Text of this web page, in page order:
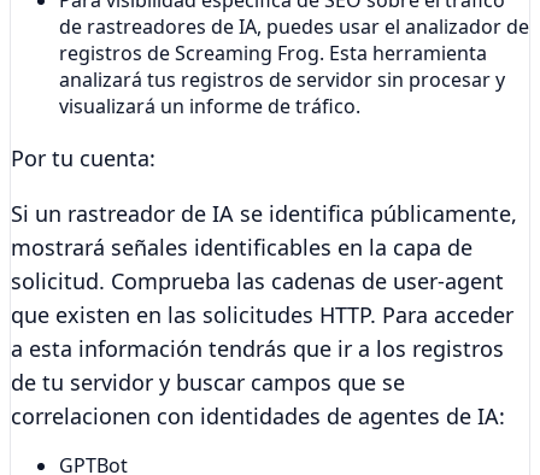
de rastreadores de IA, puedes usar el analizador de
registros de Screaming Frog. Esta herramienta
analizará tus registros de servidor sin procesar y
visualizará un informe de tráfico.
Por tu cuenta:
Si un rastreador de IA se identifica públicamente,
mostrará señales identificables en la capa de
solicitud. Comprueba las cadenas de user-agent
que existen en las solicitudes HTTP. Para acceder
a esta información tendrás que ir a los registros
de tu servidor y buscar campos que se
correlacionen con identidades de agentes de IA:
GPTBot